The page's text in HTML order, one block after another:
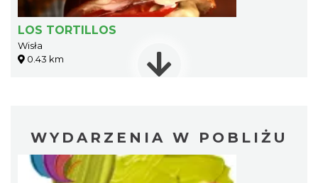
LOS TORTILLOS
Wisła
0.43 km
WYDARZENIA W POBLIŻU